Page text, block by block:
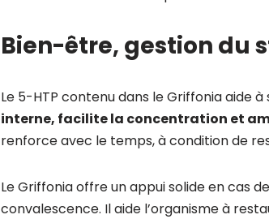
Bien-être, gestion du
Le 5-HTP contenu dans le Griffonia aide
interne, facilite la concentration et
renforce avec le temps, à condition de
Le Griffonia offre un appui solide en cas
convalescence. Il aide l’organisme à